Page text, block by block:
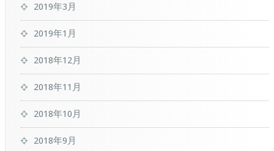
2019年3月
2019年1月
2018年12月
2018年11月
2018年10月
2018年9月